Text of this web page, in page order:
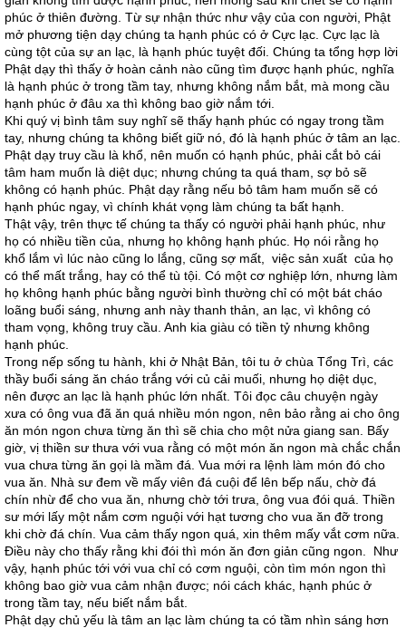
phúc ở thiên đường. Từ sự nhận thức như vậy của con người, Phật
mở phương tiện dạy chúng ta hạnh phúc có ở Cực lạc. Cực lạc là
cùng tột của sự an lạc, là hạnh phúc tuyệt đối. Chúng ta tổng hợp lời
Phật dạy thì thấy ở hoàn cảnh nào cũng tìm được hạnh phúc, nghĩa
là hạnh phúc ở trong tầm tay, nhưng không nắm bắt, mà mong cầu
hạnh phúc ở đâu xa thì không bao giờ nắm tới.
Khi quý vị bình tâm suy nghĩ sẽ thấy hạnh phúc có ngay trong tầm
tay, nhưng chúng ta không biết giữ nó, đó là hạnh phúc ở tâm an lạc.
Phật dạy truy cầu là khổ, nên muốn có hạnh phúc, phải cắt bỏ cái
tâm ham muốn là diệt dục; nhưng chúng ta quá tham, sợ bỏ sẽ
không có hạnh phúc. Phật dạy rằng nếu bỏ tâm ham muốn sẽ có
hạnh phúc ngay, vì chính khát vọng làm chúng ta bất hạnh.
Thật vậy, trên thực tế chúng ta thấy có người phải hạnh phúc, như
họ có nhiều tiền của, nhưng họ không hạnh phúc. Họ nói rằng họ
khổ lắm vì lúc nào cũng lo lắng, cũng sợ mất, việc sản xuất của họ
có thể mất trắng, hay có thể tù tội. Có một cơ nghiệp lớn, nhưng làm
họ không hạnh phúc bằng người bình thường chỉ có một bát cháo
loãng buổi sáng, nhưng anh này thanh thản, an lạc, vì không có
tham vọng, không truy cầu. Anh kia giàu có tiền tỷ nhưng không
hạnh phúc.
Trong nếp sống tu hành, khi ở Nhật Bản, tôi tu ở chùa Tổng Trì, các
thầy buổi sáng ăn cháo trắng với củ cải muối, nhưng họ diệt dục,
nên được an lạc là hạnh phúc lớn nhất. Tôi đọc câu chuyện ngày
xưa có ông vua đã ăn quá nhiều món ngon, nên bảo rằng ai cho ông
ăn món ngon chưa từng ăn thì sẽ chia cho một nửa giang san. Bấy
giờ, vị thiền sư thưa với vua rằng có một món ăn ngon mà chắc chắn
vua chưa từng ăn gọi là mầm đá. Vua mới ra lệnh làm món đó cho
vua ăn. Nhà sư đem về mấy viên đá cuội để lên bếp nấu, chờ đá
chín nhừ để cho vua ăn, nhưng chờ tới trưa, ông vua đói quá. Thiền
sư mới lấy một nắm cơm nguội với hạt tương cho vua ăn đỡ trong
khi chờ đá chín. Vua cảm thấy ngon quá, xin thêm mấy vắt cơm nữa.
Điều này cho thấy rằng khi đói thì món ăn đơn giản cũng ngon. Như
vậy, hạnh phúc tới với vua chỉ có cơm nguội, còn tìm món ngon thì
không bao giờ vua cảm nhận được; nói cách khác, hạnh phúc ở
trong tầm tay, nếu biết nắm bắt.
Phật dạy chủ yếu là tâm an lạc làm chúng ta có tầm nhìn sáng hơn